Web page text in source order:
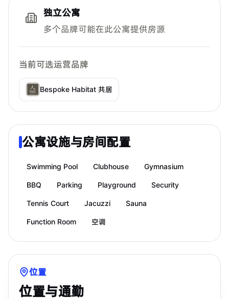
独立公寓
多个品牌可能在此公寓提供房源
当前可选运营品牌
Bespoke Habitat 共居
公寓设施与房间配置
Swimming Pool Clubhouse Gymnasium
BBQ Parking Playground Security
Tennis Court Jacuzzi Sauna
Function Room 空调
位置
位置与通勤